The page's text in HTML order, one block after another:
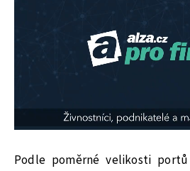
Podle poměrné velikosti